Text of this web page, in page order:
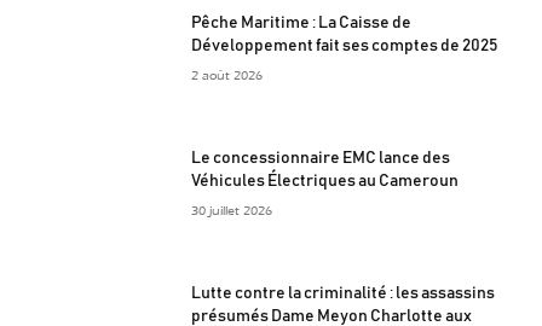
Pêche Maritime : La Caisse de
Développement fait ses comptes de 2025
2 août 2026
Le concessionnaire EMC lance des
Véhicules Électriques au Cameroun
30 juillet 2026
Lutte contre la criminalité : les assassins
présumés Dame Meyon Charlotte aux